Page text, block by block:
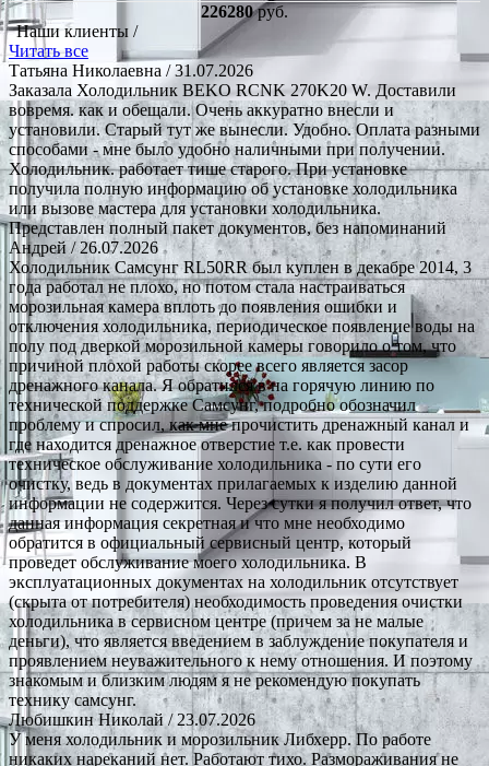
226280руб.
Наши клиенты /
Читать все
Татьяна Николаевна / 31.07.2026
Заказала Холодильник BEKO RCNK 270K20 W. Доставили
вовремя. как и обещали. Очень аккуратно внесли и
установили. Старый тут же вынесли. Удобно. Оплата разными
способами - мне было удобно наличными при получении.
Холодильник. работает тише старого. При установке
получила полную информацию об установке холодильника
или вызове мастера для установки холодильника.
Представлен полный пакет документов, без напоминаний
Андрей / 26.07.2026
Холодильник Самсунг RL50RR был куплен в декабре 2014, 3
года работал не плохо, но потом стала настраиваться
морозильная камера вплоть до появления ошибки и
отключения холодильника, периодическое появление воды на
полу под дверкой морозильной камеры говорило о том, что
причиной плохой работы скорее всего является засор
дренажного канала. Я обратился в на горячую линию по
технической поддержке Самсунг, подробно обозначил
проблему и спросил, как мне прочистить дренажный канал и
где находится дренажное отверстие т.е. как провести
техническое обслуживание холодильника - по сути его
очистку, ведь в документах прилагаемых к изделию данной
информации не содержится. Через сутки я получил ответ, что
данная информация секретная и что мне необходимо
обратится в официальный сервисный центр, который
проведет обслуживание моего холодильника. В
эксплуатационных документах на холодильник отсутствует
(скрыта от потребителя) необходимость проведения очистки
холодильника в сервисном центре (причем за не малые
деньги), что является введением в заблуждение покупателя и
проявлением неуважительного к нему отношения. И поэтому
знакомым и близким людям я не рекомендую покупать
технику самсунг.
Любишкин Николай/ 23.07.2026
У меня холодильник и морозильник Либхерр. По работе
никаких нареканий нет. Работают тихо. Размораживания не